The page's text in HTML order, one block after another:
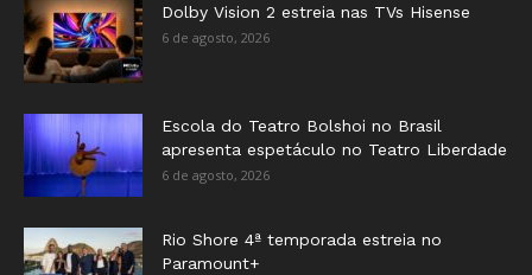
Dolby Vision 2 estreia nas TVs Hisense
6 de agosto, 2026
Escola do Teatro Bolshoi no Brasil
apresenta espetáculo no Teatro Liberdade
6 de agosto, 2026
Rio Shore 4ª temporada estreia no
Paramount+